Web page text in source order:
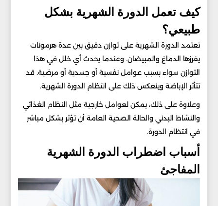
كيف تعمل الدورة الشهرية بشكل
طبيعي؟
تعتمد الدورة الشهرية على توازن دقيق بين عدة هرمونات
يفرزها الدماغ والمبيضان. وعندما يحدث أي خلل في هذا
التوازن سواء بسبب عوامل نفسية أو جسدية أو مرضية. قد
تتأثر الإباضة وينعكس ذلك على انتظام الدورة الشهرية.
وعلاوة على ذلك، يمكن لعوامل خارجية مثل النظام الغذائي
والنشاط البدني والحالة الصحية العامة أن تؤثر بشكل مباشر
في انتظام الدورة.
أسباب اضطراب الدورة الشهرية
المفاجئ